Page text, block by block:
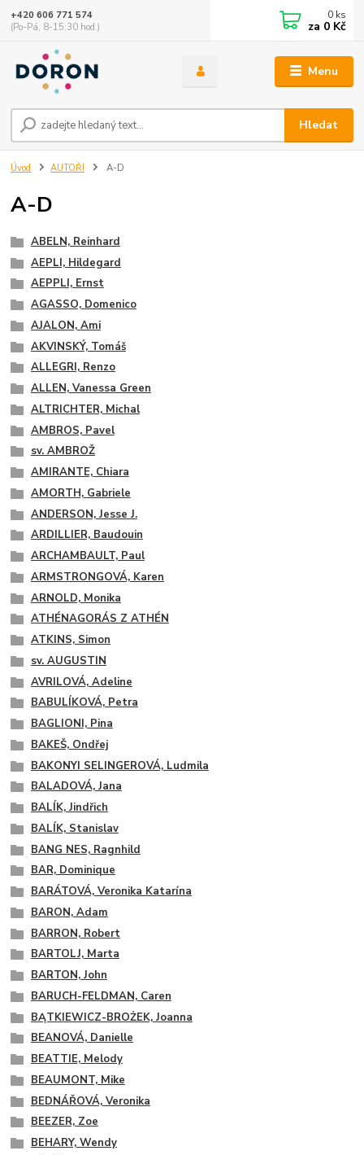
Menu
Hledat
+420 606 771 574
(Po-Pá, 8-15:30 hod.)
0 ks
za 0 Kč
Úvod AUTOŘI A-D
A-D
ABELN, Reinhard
AEPLI, Hildegard
AEPPLI, Ernst
AGASSO, Domenico
AJALON, Ami
AKVINSKÝ, Tomáš
ALLEGRI, Renzo
ALLEN, Vanessa Green
ALTRICHTER, Michal
AMBROS, Pavel
sv. AMBROŽ
AMIRANTE, Chiara
AMORTH, Gabriele
ANDERSON, Jesse J.
ARDILLIER, Baudouin
ARCHAMBAULT, Paul
ARMSTRONGOVÁ, Karen
ARNOLD, Monika
ATHÉNAGORÁS Z ATHÉN
ATKINS, Simon
sv. AUGUSTIN
AVRILOVÁ, Adeline
BABULÍKOVÁ, Petra
BAGLIONI, Pina
BAKEŠ, Ondřej
BAKONYI SELINGEROVÁ, Ludmila
BALADOVÁ, Jana
BALÍK, Jindřich
BALÍK, Stanislav
BANG NES, Ragnhild
BAR, Dominique
BARÁTOVÁ, Veronika Katarína
BARON, Adam
BARRON, Robert
BARTOLJ, Marta
BARTON, John
BARUCH-FELDMAN, Caren
BĄTKIEWICZ-BROŻEK, Joanna
BEANOVÁ, Danielle
BEATTIE, Melody
BEAUMONT, Mike
BEDNÁŘOVÁ, Veronika
BEEZER, Zoe
BEHARY, Wendy